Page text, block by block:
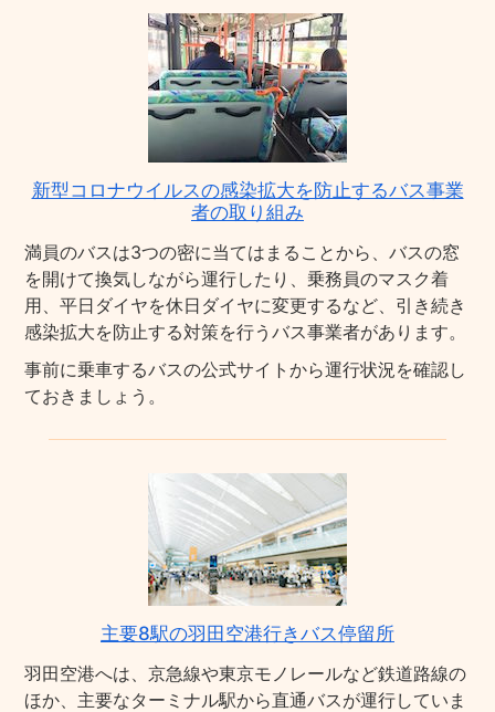
新型コロナウイルスの感染拡大を防止するバス事業
者の取り組み
満員のバスは3つの密に当てはまることから、バスの窓
を開けて換気しながら運行したり、乗務員のマスク着
用、平日ダイヤを休日ダイヤに変更するなど、引き続き
感染拡大を防止する対策を行うバス事業者があります。
事前に乗車するバスの公式サイトから運行状況を確認し
ておきましょう。
主要8駅の羽田空港行きバス停留所
羽田空港へは、京急線や東京モノレールなど鉄道路線の
ほか、主要なターミナル駅から直通バスが運行していま